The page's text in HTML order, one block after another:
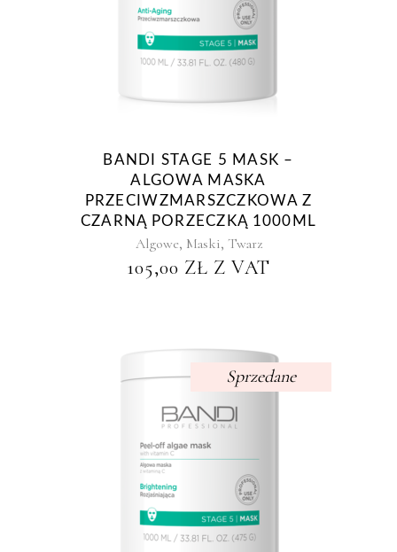
BANDI STAGE 5 MASK –
ALGOWA MASKA
PRZECIWZMARSZCZKOWA Z
CZARNĄ PORZECZKĄ 1000ML
Algowe, Maski, Twarz
105,00 ZŁ Z VAT
Sprzedane